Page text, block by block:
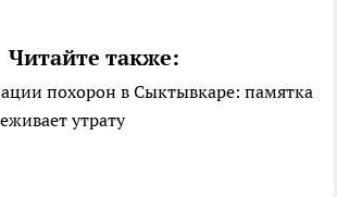
Читайте также:
похорон в Сыктывкаре: памятка
утрату